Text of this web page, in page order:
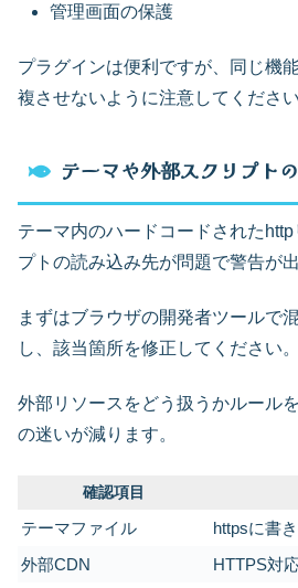
管理画面の保護
プラグインは便利ですが、同じ機
複させないように注意してください
テーマや外部スクリプト
テーマ内のハードコードされた
プトの読み込み先が問題で警告が
まずはブラウザの開発者ツールで
し、該当箇所を修正してください。
外部リソースをどう扱うかルール
の迷いが減ります。
確認項目
テーマファイル
httpsに書き
外部CDN
HTTPS対